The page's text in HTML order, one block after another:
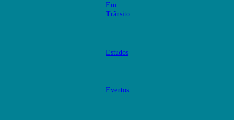
Em
Trânsito
Estudos
Eventos